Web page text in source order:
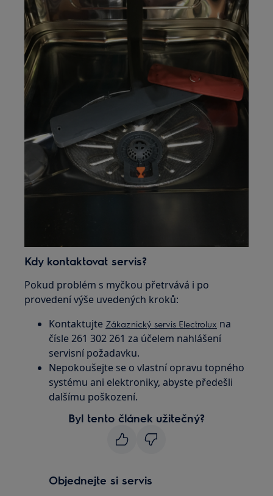
Kdy kontaktovat servis?
Pokud problém s myčkou přetrvává i po
provedení výše uvedených kroků:
Kontaktujte Zákaznický servis Electrolux na
čísle 261 302 261 za účelem nahlášení
servisní požadavku.
Nepokoušejte se o vlastní opravu topného
systému ani elektroniky, abyste předešli
dalšímu poškození.
Byl tento článek užitečný?
Objednejte si servis